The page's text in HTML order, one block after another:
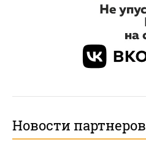
Новости партнеров